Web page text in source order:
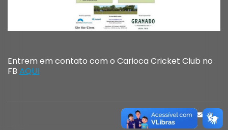
Entrem em contato com o Carioca Cricket Club no
FB AQUI